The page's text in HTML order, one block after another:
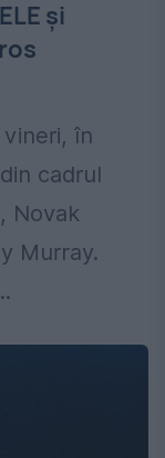
şi
în
cadrul
Novak
Murray.